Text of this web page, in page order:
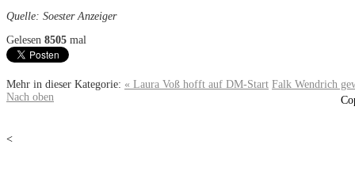
Quelle: Soester Anzeiger
Gelesen 8505 mal
Mehr in dieser Kategorie: « Laura Voß hofft auf DM-Start Falk Wendrich
Nach oben
<